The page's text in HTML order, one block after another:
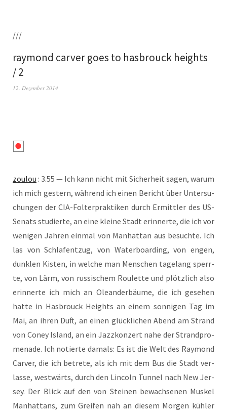
///
raymond carver goes to hasbrouck heights
/ 2
12. Dezember 2014
zou­lou : 3.55 — Ich kann nicht mit Sicher­heit sagen, war­um
ich mich ges­tern, wäh­rend ich einen Bericht über Unter­su­
chun­gen der CIA-Fol­ter­prak­ti­ken durch Ermitt­ler des US-
Senats stu­dier­te, an eine klei­ne Stadt erin­ner­te, die ich vor
weni­gen Jah­ren ein­mal von Man­hat­tan aus besuch­te. Ich
las von Schlaf­ent­zug, von Water­boar­ding, von engen,
dunk­len Kis­ten, in wel­che man Men­schen tage­lang sperr­
te, von Lärm, von rus­si­schem Rou­lette und plötz­lich also
erin­ner­te ich mich an Ole­an­der­bäu­me, die ich gese­hen
hat­te in Has­b­rouck Heights an einem son­ni­gen Tag im
Mai, an ihren Duft, an einen glück­li­chen Abend am Strand
von Coney Island, an ein Jazz­kon­zert nahe der Strand­pro­
me­na­de. Ich notier­te damals: Es ist die Welt des Ray­mond
Car­ver, die ich betre­te, als ich mit dem Bus die Stadt ver­
las­se, west­wärts, durch den Lin­coln Tun­nel nach New Jer­
sey. Der Blick auf den von Stei­nen bewach­se­nen Mus­kel
Man­hat­tans, zum Grei­fen nah an die­sem Mor­gen küh­ler